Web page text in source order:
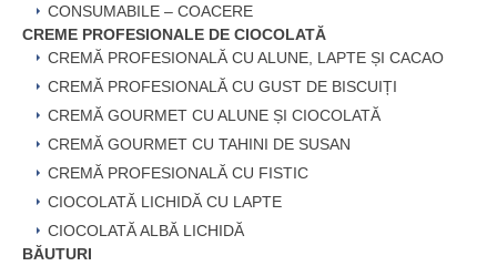
CONSUMABILE – COACERE
CREME PROFESIONALE DE CIOCOLATĂ
CREMĂ PROFESIONALĂ CU ALUNE, LAPTE ȘI CACAO
CREMĂ PROFESIONALĂ CU GUST DE BISCUIȚI
CREMĂ GOURMET CU ALUNE ȘI CIOCOLATĂ
CREMĂ GOURMET CU TAHINI DE SUSAN
CREMĂ PROFESIONALĂ CU FISTIC
CIOCOLATĂ LICHIDĂ CU LAPTE
CIOCOLATĂ ALBĂ LICHIDĂ
BĂUTURI